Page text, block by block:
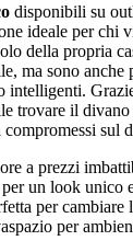
disponibili su
ideale per chi
della propria
ma sono anche
intelligenti.
trovare il divano
sul
a prezzi
un look unico
per cambiare
per